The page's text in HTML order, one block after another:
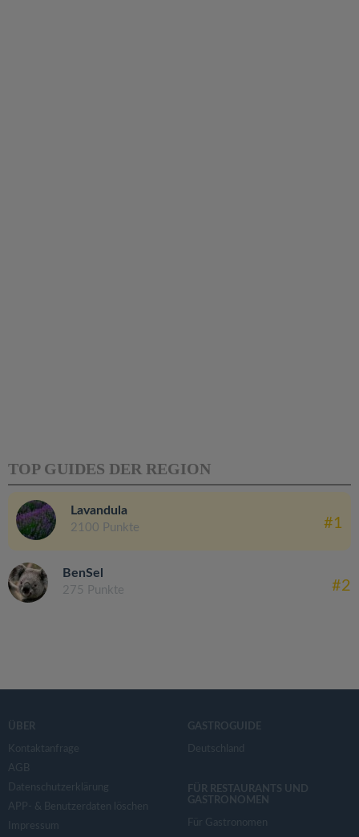
TOP GUIDES DER REGION
Lavandula
2100 Punkte #1
BenSel
275 Punkte #2
ÜBER
Kontaktanfrage
AGB
Datenschutzerklärung
APP- & Benutzerdaten löschen
Impressum
GASTROGUIDE
Deutschland
FÜR RESTAURANTS UND
GASTRONOMEN
Für Gastronomen